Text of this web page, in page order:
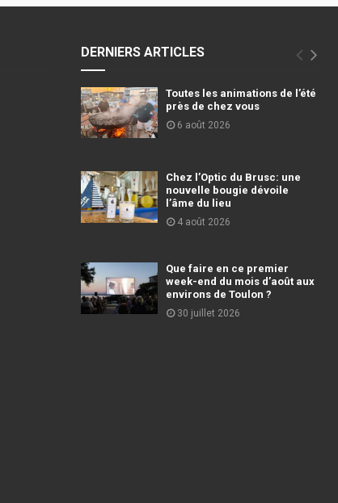
DERNIERS ARTICLES
Toutes les animations de l’été
près de chez vous
6 août 2026
Chez l’Optic du Brusc: une
nouvelle bougie dévoile
l’âme du lieu
4 août 2026
Que faire en ce premier
week-end du mois d’août aux
environs de Toulon ?
30 juillet 2026